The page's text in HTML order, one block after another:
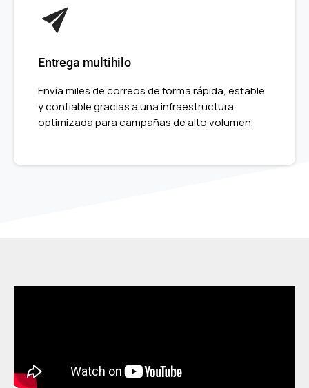
Entrega multihilo
Envía miles de correos de forma rápida, estable
y confiable gracias a una infraestructura
optimizada para campañas de alto volumen.